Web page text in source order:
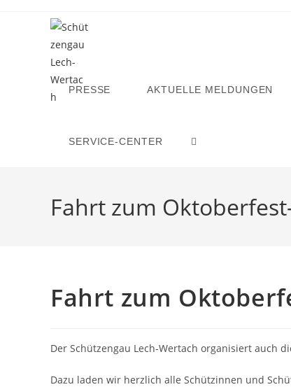
PRESSE AKTUELLE MELDUNGEN
SERVICE-CENTER WEBSITE-
Fahrt zum
Fahrt zum
Der Schützengau Lech-Wertach organisiert auch
Dazu laden wir herzlich alle Schützinnen und